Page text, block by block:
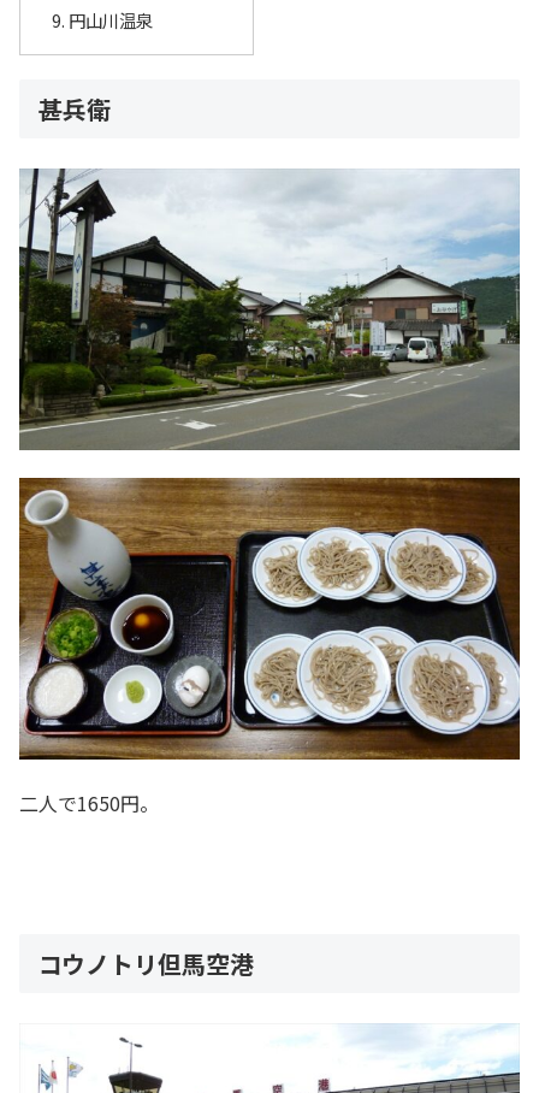
円山川温泉
甚兵衛
二人で1650円。
コウノトリ但馬空港